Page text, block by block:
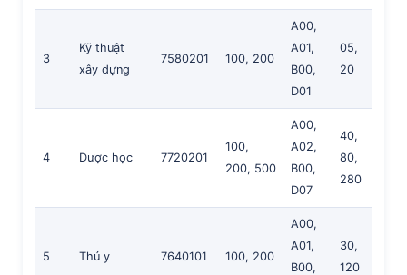
3
Kỹ thuật
xây dựng
7580201 100, 200
A00,
A01,
B00,
D01
05,
20
4 Dược học 7720201
100,
200, 500
A00,
A02,
B00,
D07
40,
80,
280
5 Thú y 7640101 100, 200
A00,
A01,
B00,
30,
120